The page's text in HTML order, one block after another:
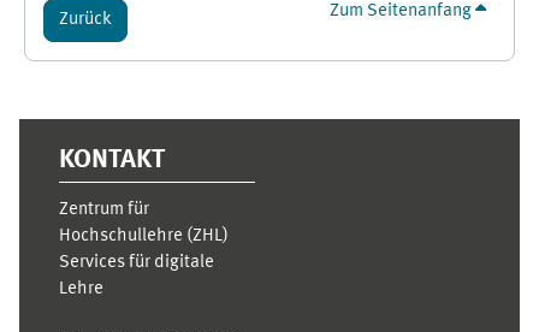
Zurück Zum Seitenanfang
KONTAKT
Zentrum für
Hochschullehre (ZHL)
Services für digitale
Lehre